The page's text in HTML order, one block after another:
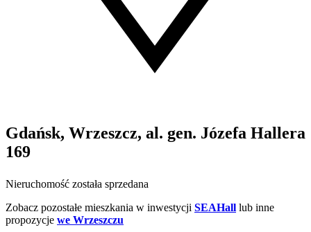
Gdańsk, Wrzeszcz, al. gen. Józefa Hallera
169
Nieruchomość została sprzedana
Zobacz pozostałe mieszkania w inwestycji SEAHall lub inne
propozycje we Wrzeszczu